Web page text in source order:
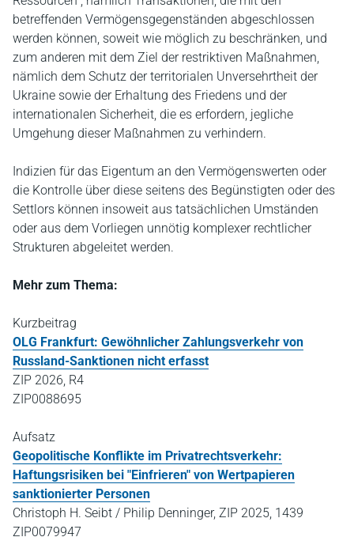
betreffenden Vermögensgegenständen abgeschlossen
werden können, soweit wie möglich zu beschränken, und
zum anderen mit dem Ziel der restriktiven Maßnahmen,
nämlich dem Schutz der territorialen Unversehrtheit der
Ukraine sowie der Erhaltung des Friedens und der
internationalen Sicherheit, die es erfordern, jegliche
Umgehung dieser Maßnahmen zu verhindern.
Indizien für das Eigentum an den Vermögenswerten oder
die Kontrolle über diese seitens des Begünstigten oder des
Settlors können insoweit aus tatsächlichen Umständen
oder aus dem Vorliegen unnötig komplexer rechtlicher
Strukturen abgeleitet werden.
Mehr zum Thema:
Kurzbeitrag
OLG Frankfurt: Gewöhnlicher Zahlungsverkehr von
Russland-Sanktionen nicht erfasst
ZIP 2026, R4
ZIP0088695
Aufsatz
Geopolitische Konflikte im Privatrechtsverkehr:
Haftungsrisiken bei "Einfrieren" von Wertpapieren
sanktionierter Personen
Christoph H. Seibt / Philip Denninger, ZIP 2025, 1439
ZIP0079947